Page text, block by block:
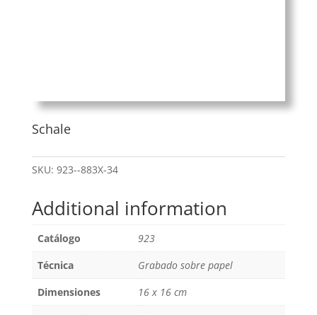
Schale
SKU: 923--883X-34
Additional information
Catálogo
923
Técnica
Grabado sobre papel
Dimensiones
16 x 16 cm